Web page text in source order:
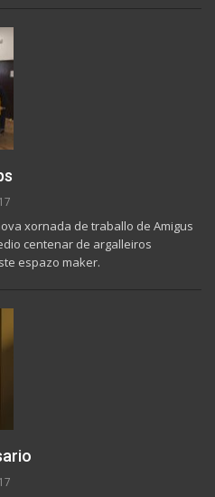
xornada de traballo de Amigus
centenar de argalleiros
espazo maker.